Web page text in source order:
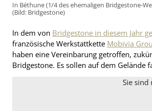
In Béthune (1/4 des ehemaligen Bridgestone-
(Bild: Bridgestone)
In dem von Bridgestone in diesem Jahr
französische Werkstattkette Mobivia
haben eine Vereinbarung getroffen,
Bridgestone. Es sollen auf dem Gelände
Sie sind